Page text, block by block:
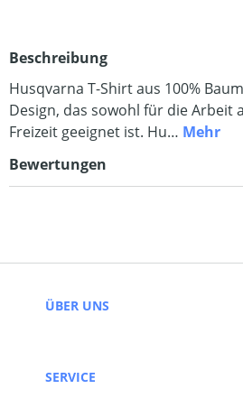
Beschreibung
Husqvarna T-Shirt aus 100%
Design, das sowohl für die Arbeit
Freizeit geeignet ist. Hu… Mehr
Bewertungen
ÜBER UNS
SERVICE